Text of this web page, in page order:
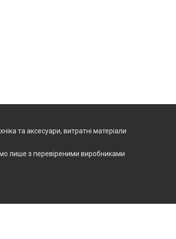
та аксесуари, витратні матеріали
лише з перевіреними виробниками